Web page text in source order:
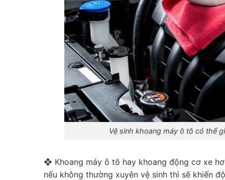
Vệ sinh khoang máy ô tô có thể
❖ Khoang máy ô tô hay khoang động cơ xe
nếu không thường xuyên vệ sinh thì sẽ khiến